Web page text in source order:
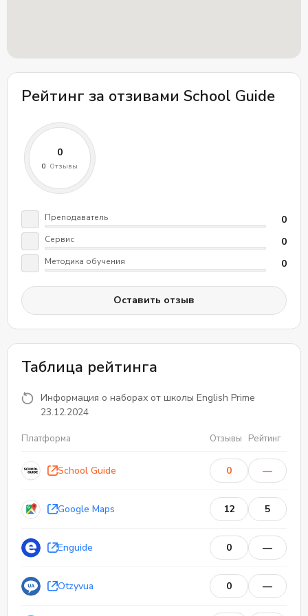
Рейтинг за отзивами School Guide
Преподаватель 0
Сервис 0
Методика обучения 0
Оставить отзыв
Таблица рейтинга
Информация о наборах от школы English Prime
23.12.2024
Платформа Отзывы Рейтинг
School Guide 0 —
Google Maps 12 5
Enguide 0 —
Otzyvua 0 —